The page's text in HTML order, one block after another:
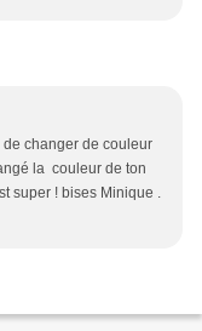
changer de couleur
la couleur de ton
super ! bises Minique .